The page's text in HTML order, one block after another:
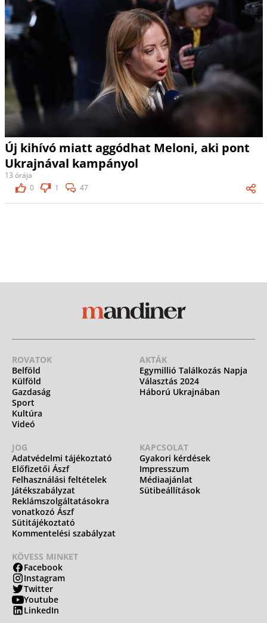
Új kihívó miatt aggódhat Meloni, aki pont
Ukrajnával kampányol
13 órája
0
1 47
ROVATOK
Belföld
Külföld
Gazdaság
Sport
Kultúra
Videó
AKTÁK
Egymillió Találkozás Napja
Választás 2024
Háború Ukrajnában
JOG
Adatvédelmi tájékoztató
Előfizetői Ászf
Felhasználási feltételek
Játékszabályzat
Reklámszolgáltatásokra
vonatkozó Ászf
Sütitájékoztató
Kommentelési szabályzat
KAPCSOLAT
Gyakori kérdések
Impresszum
Médiaajánlat
Sütibeállítások
KÖVESS MINKET
Facebook
Instagram
Twitter
Youtube
LinkedIn